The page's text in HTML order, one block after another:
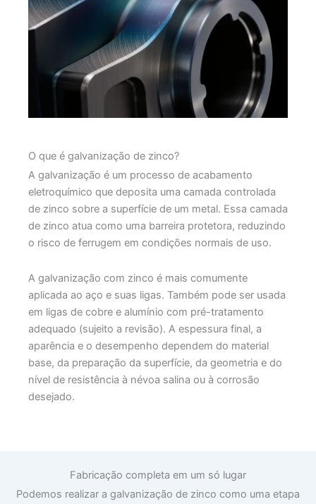
O que é galvanização de zinco?
A galvanização é um processo de acabamento
eletroquímico que deposita uma camada controlada
de zinco sobre a superfície de um metal. Essa camada
de zinco atua como uma barreira protetora, reduzindo
o risco de ferrugem em condições normais de uso.
A galvanização com zinco é mais comumente
aplicada ao aço e suas ligas. Também pode ser usada
em ligas de cobre e alumínio com pré-tratamento
adequado (sujeito a revisão). A espessura final, a
aparência e o desempenho dependem do material
base, da preparação da superfície, da geometria e do
nível de resistência à névoa salina ou à corrosão
desejado.
Fabricação completa em um só lugar
Podemos realizar a galvanização de zinco como uma etapa